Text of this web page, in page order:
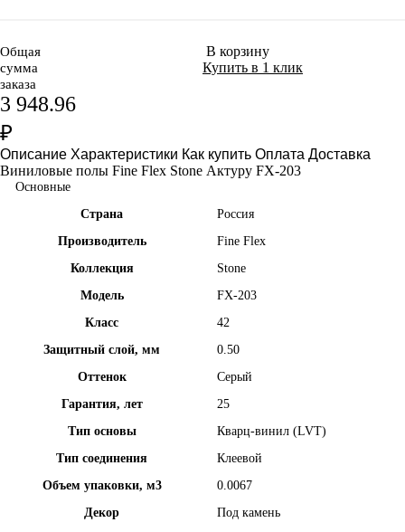
Общая
сумма
заказа
3 948.96
₽
В корзину
Купить в 1 клик
Описание Характеристики Как купить Оплата Доставка
Виниловые полы Fine Flex Stone Актуру FX-203
Основные
Страна
Россия
Производитель
Fine Flex
Коллекция
Stone
Модель
FX-203
Класс
42
Защитный слой, мм
0.50
Оттенок
Серый
Гарантия, лет
25
Тип основы
Кварц-винил (LVT)
Тип соединения
Клеевой
Объем упаковки, м3
0.0067
Декор
Под камень